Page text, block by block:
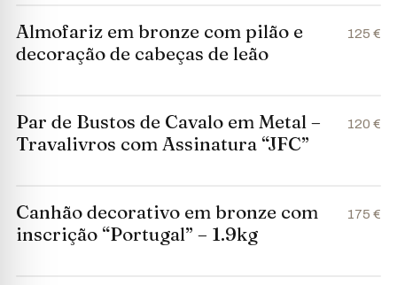
Almofariz em bronze com pilão e
decoração de cabeças de leão
125 €
Par de Bustos de Cavalo em Metal –
Travalivros com Assinatura “JFC”
120 €
Canhão decorativo em bronze com
inscrição “Portugal” – 1.9kg
175 €